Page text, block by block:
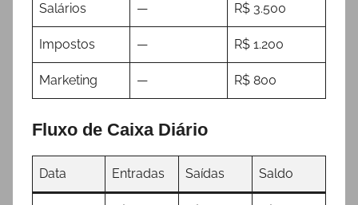
Salários — R$ 3.500
Impostos — R$ 1.200
Marketing — R$ 800
Fluxo de Caixa Diário
Data Entradas Saídas Saldo